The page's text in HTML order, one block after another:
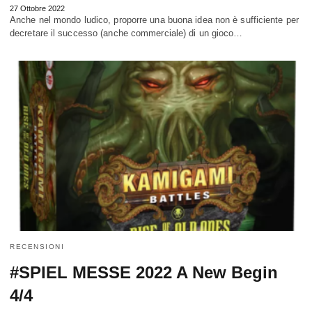
27 Ottobre 2022
Anche nel mondo ludico, proporre una buona idea non è sufficiente per
decretare il successo (anche commerciale) di un gioco…
RECENSIONI
#SPIEL MESSE 2022 A New Begin
4/4